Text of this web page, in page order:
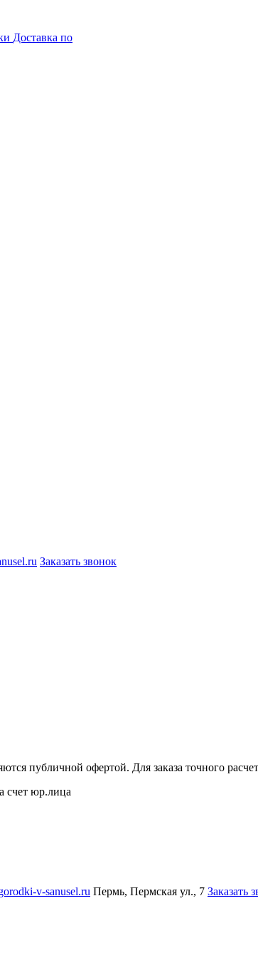
Доставка по
Заказать звонок
публичной офертой. Для заказа точного
счет юр.лица
v-sanusel.ru Пермь, Пермская ул., 7 Заказать